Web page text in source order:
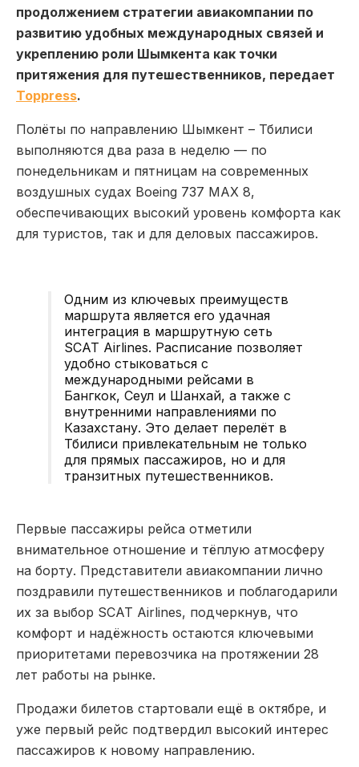
продолжением стратегии авиакомпании по
развитию удобных международных связей и
укреплению роли Шымкента как точки
притяжения для путешественников, передает
Toppress.
Полёты по направлению Шымкент – Тбилиси
выполняются два раза в неделю — по
понедельникам и пятницам на современных
воздушных судах Boeing 737 MAX 8,
обеспечивающих высокий уровень комфорта как
для туристов, так и для деловых пассажиров.
Одним из ключевых преимуществ
маршрута является его удачная
интеграция в маршрутную сеть
SCAT Airlines. Расписание позволяет
удобно стыковаться с
международными рейсами в
Бангкок, Сеул и Шанхай, а также с
внутренними направлениями по
Казахстану. Это делает перелёт в
Тбилиси привлекательным не только
для прямых пассажиров, но и для
транзитных путешественников.
Первые пассажиры рейса отметили
внимательное отношение и тёплую атмосферу
на борту. Представители авиакомпании лично
поздравили путешественников и поблагодарили
их за выбор SCAT Airlines, подчеркнув, что
комфорт и надёжность остаются ключевыми
приоритетами перевозчика на протяжении 28
лет работы на рынке.
Продажи билетов стартовали ещё в октябре, и
уже первый рейс подтвердил высокий интерес
пассажиров к новому направлению.